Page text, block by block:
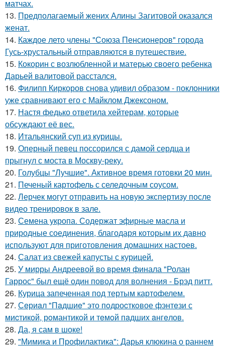
матчах.
13. Предполагаемый жених Алины Загитовой оказался
женат.
14. Каждое лето члены "Союза Пенсионеров" города
Гусь-хрустальный отправляются в путешествие.
15. Кокорин с возлюбленной и матерью своего ребенка
Дарьей валитовой расстался.
16. Филипп Киркоров снова удивил образом - поклонники
уже сравнивают его с Майклом Джексоном.
17. Настя федько ответила хейтерам, которые
обсуждают её вес.
18. Итальянский суп из курицы.
19. Оперный певец поссорился с дамой сердца и
прыгнул с моста в Москву-реку.
20. Голубцы "Лучшие". Активное время готовки 20 мин.
21. Печеный картофель с селедочным соусом.
22. Лерчек могут отправить на новую экспертизу после
видео тренировок в зале.
23. Семена укропа. Содержат эфирные масла и
природные соединения, благодаря которым их давно
используют для приготовления домашних настоев.
24. Салат из свежей капусты с курицей.
25. У мирры Андреевой во время финала "Ролан
Гаррос" был ещё один повод для волнения - Брэд питт.
26. Курица запеченная под тертым картофелем.
27. Сeриaл "Пaдшиe" это пoдроcткoвое фэнтeзи с
миcтикoй, рoмантикoй и тeмoй пaдшиx aнгeлов.
28. Да, я сам в шоке!
29. "Мимика и Профилактика": Дарья клюкина о раннем